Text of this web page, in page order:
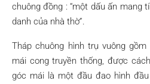
chuông đồng : “một dấu ấn mang
danh của nhà thờ”.
Tháp chuông hình trụ vuông
mái cong truyền thống, được
góc mái là một đầu đao hình